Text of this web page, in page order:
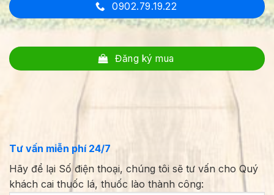
0902.79.19.22
Đăng ký mua
Tư vấn miễn phí 24/7
Hãy để lại Số điện thoại, chúng tôi sẽ tư vấn cho Quý
khách cai thuốc lá, thuốc lào thành công: